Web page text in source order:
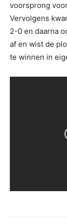
voorsprong
Vervolgens
2-0 en daarna
af en wist de
te winnen in